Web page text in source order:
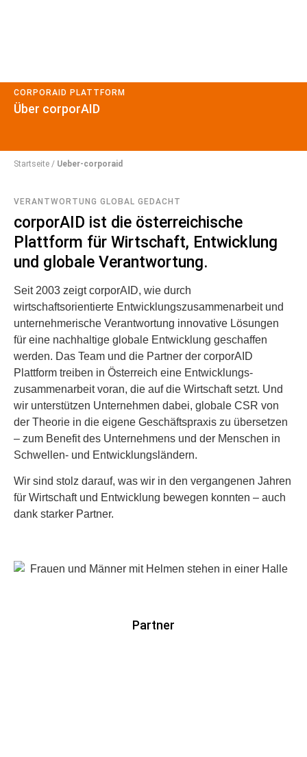
CORPORAID PLATTFORM
Über corporAID
Startseite / Ueber-corporaid
VERANTWORTUNG GLOBAL GEDACHT
corporAID ist die österreichische
Plattform für Wirtschaft, Entwicklung
und globale Verantwortung.
Seit 2003 zeigt corporAID, wie durch
wirtschaftsorientierte Entwicklungszusammenarbeit und
unternehmerische Verantwortung innovative Lösungen
für eine nachhaltige globale Entwicklung geschaffen
werden. Das Team und die Partner der corporAID
Plattform treiben in Österreich eine Entwicklungs­
zusammenarbeit voran, die auf die Wirtschaft setzt. Und
wir unterstützen Unternehmen dabei, globale CSR von
der Theorie in die eigene Geschäftspraxis zu übersetzen
– zum Benefit des Unternehmens und der Menschen in
Schwellen- und Entwicklungsländern.
Wir sind stolz darauf, was wir in den vergangenen Jahren
für Wirtschaft und Entwicklung bewegen konnten – auch
dank starker Partner.
Partner